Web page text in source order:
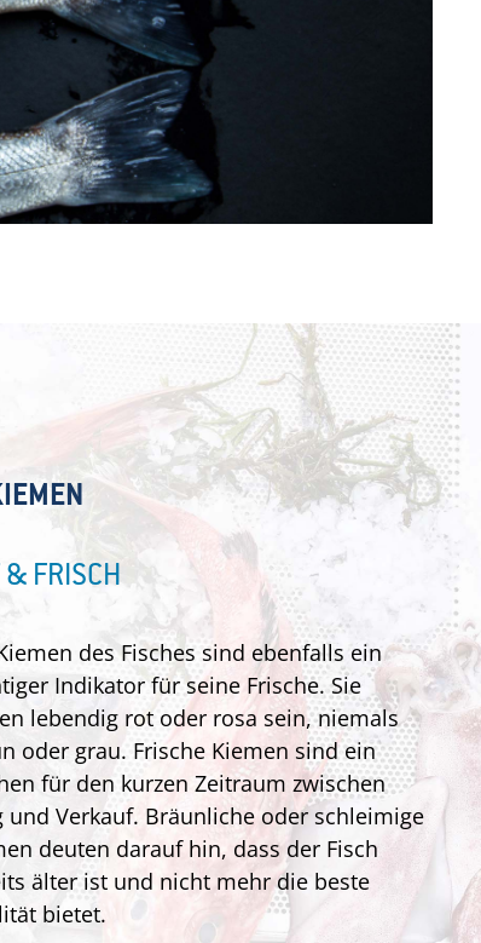
& FRISCH
des Fisches sind ebenfalls ein
Indikator für seine Frische. Sie
lebendig rot oder rosa sein, niemals
oder grau. Frische Kiemen sind ein
für den kurzen Zeitraum zwischen
und Verkauf. Bräunliche oder schleimige
deuten darauf hin, dass der Fisch
älter ist und nicht mehr die beste
bietet.